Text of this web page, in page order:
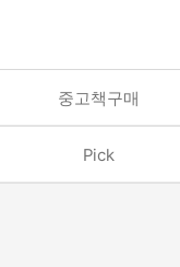
중고책구매
Pick